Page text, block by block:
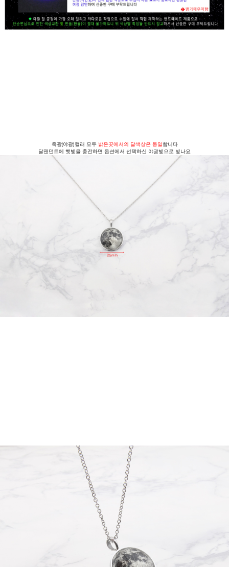
축광(야광)컬러 모두 밝은곳에서의 달색상은 동일합니다
달팬던트에 햇빛을 충전하면 옵션에서 선택하신 야광빛으로 빛나요